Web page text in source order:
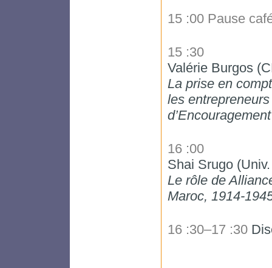
15 :00 Pause
15 :30
Valérie Burgos
La prise en
les
d’Encouragement
16 :00
Shai Srugo
Le rôle de
Maroc, 1914-
16 :30–17 :30